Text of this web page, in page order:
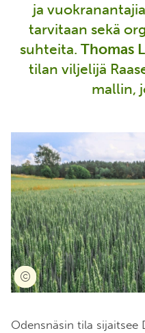
ja
tarvitaan sekä
suhteita. Thomas
tilan viljelijä
mallin,
Odensnäsin tila sijaitsee